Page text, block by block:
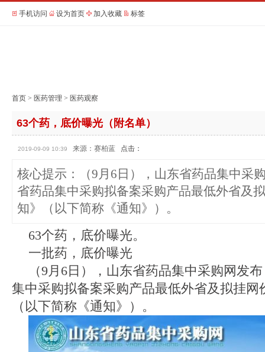
手机访问 设为首页 加入收藏 标签
首页 > 医药管理 > 医药观察
63个药，底价曝光（附名单）
2019-09-09 10:39 来源：赛柏蓝 点击：
核心提示：（9月6日），山东省药品集中采
省药品集中采购拟备案采购产品最低外省及
知》（以下简称《通知》）。
63个药，底价曝光。
一批药，底价曝光
（9月6日），山东省药品集中采购网发
集中采购拟备案采购产品最低外省及拟挂网
（以下简称《通知》）。